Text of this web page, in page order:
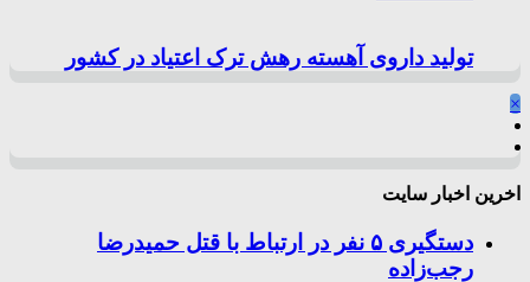
تولید داروی آهسته رهش ترک اعتیاد در کشور
×
اخرین اخبار سایت
دستگیری ۵ نفر در ارتباط با قتل حمیدرضا
رجب‌زاده